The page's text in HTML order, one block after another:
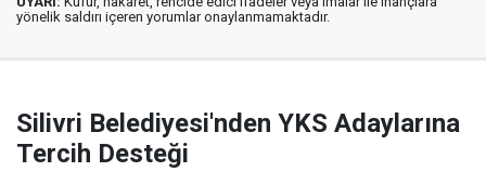
yönelik saldırı içeren yorumlar onaylanmamaktadır.
Silivri Belediyesi'nden YKS Adaylarına
Tercih Desteği